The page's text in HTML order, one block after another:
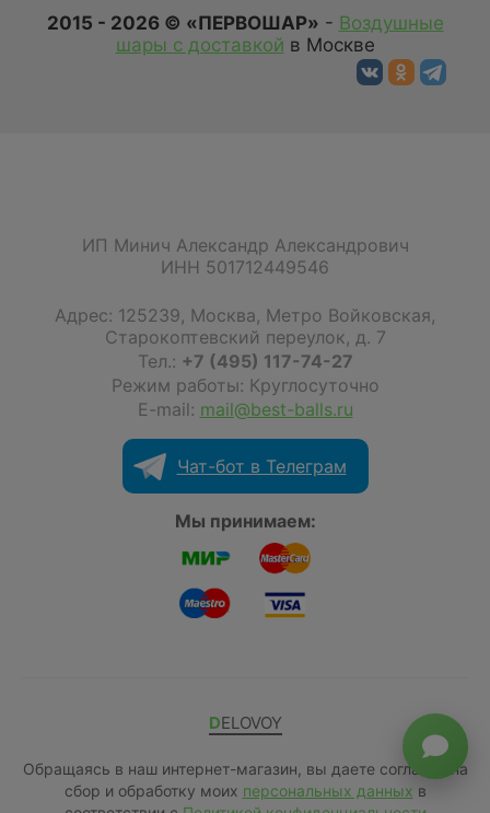
2015 - 2026 © «ПЕРВОШАР» - Воздушные
шары с доставкой в Москве
ИП Минич Александр Александрович
ИНН 501712449546
Адрес: 125239, Москва, Метро Войковская,
Старокоптевский переулок, д. 7
Тел.: +7 (495) 117-74-27
Режим работы: Круглосуточно
E-mail: mail@best-balls.ru
Чат-бот в Телеграм
Мы принимаем:
DELOVOY
Обращаясь в наш интернет-магазин, вы даете согласие на
сбор и обработку моих персональных данных в